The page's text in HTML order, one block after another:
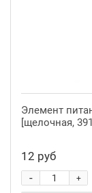
Элемент
[щелочная,
12 руб
+
-